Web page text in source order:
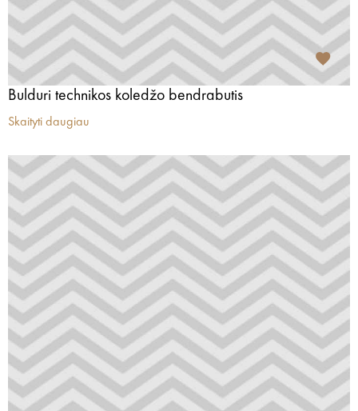
Bulduri technikos koledžo bendrabutis
Skaityti daugiau